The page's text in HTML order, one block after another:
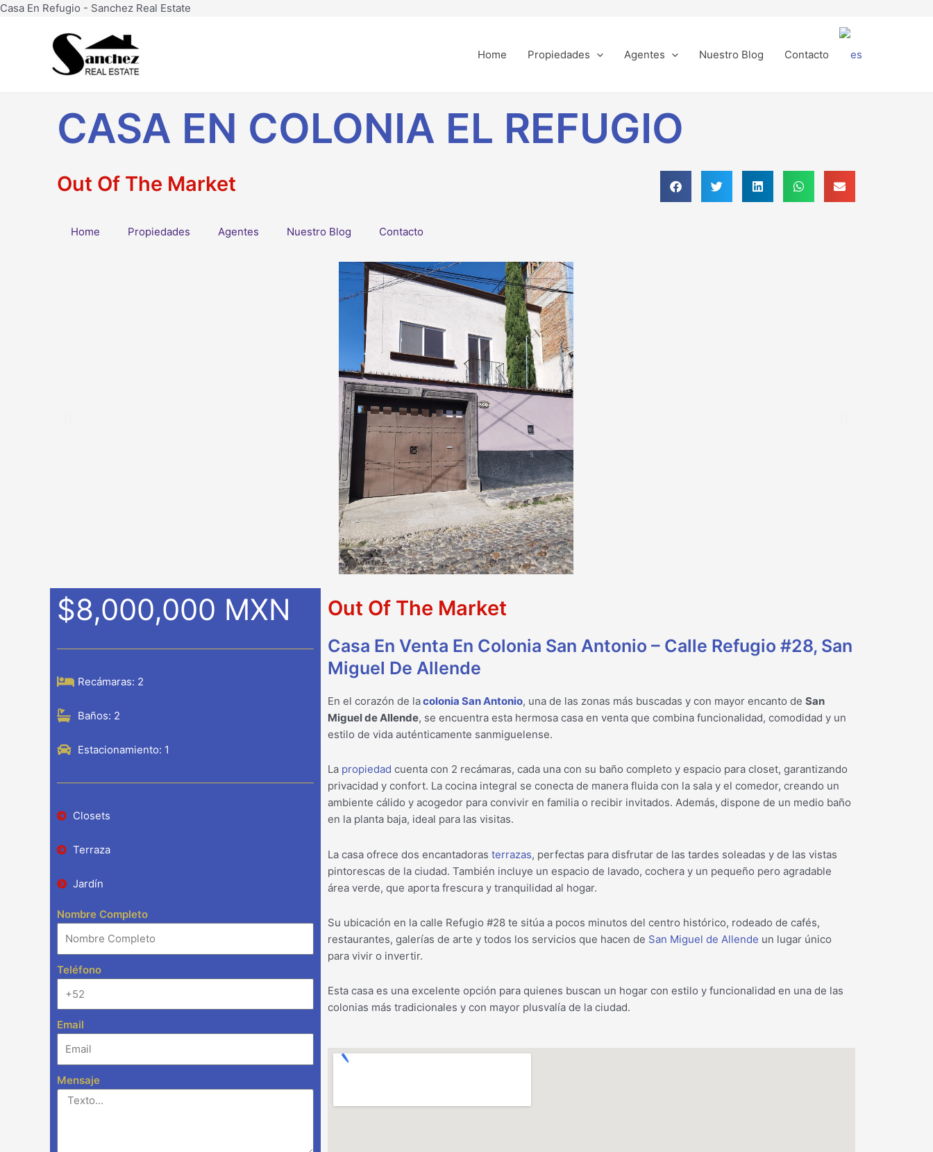
Casa En Refugio - Sanchez Real Estate
Home
Propiedades Agentes Nuestro Blog Contacto
CASA EN COLONIA EL REFUGIO
Out Of The Market
Home Propiedades Agentes Nuestro Blog Contacto
$8,000,000 MXN
Recámaras: 2
Baños: 2
Estacionamiento: 1
Closets
Terraza
Jardín
Nombre Completo
Teléfono
Email
Mensaje
Out Of The Market
Casa En Venta En Colonia San Antonio – Calle Refugio #28, San
Miguel De Allende
En el corazón de lacolonia San Antonio, una de las zonas más buscadas y con mayor encanto de San
Miguel de Allende, se encuentra esta hermosa casa en venta que combina funcionalidad, comodidad y un
estilo de vida auténticamente sanmiguelense.
La propiedad cuenta con 2 recámaras, cada una con su baño completo y espacio para closet, garantizando
privacidad y confort. La cocina integral se conecta de manera fluida con la sala y el comedor, creando un
ambiente cálido y acogedor para convivir en familia o recibir invitados. Además, dispone de un medio baño
en la planta baja, ideal para las visitas.
La casa ofrece dos encantadoras terrazas, perfectas para disfrutar de las tardes soleadas y de las vistas
pintorescas de la ciudad. También incluye un espacio de lavado, cochera y un pequeño pero agradable
área verde, que aporta frescura y tranquilidad al hogar.
Su ubicación en la calle Refugio #28 te sitúa a pocos minutos del centro histórico, rodeado de cafés,
restaurantes, galerías de arte y todos los servicios que hacen de San Miguel de Allende un lugar único
para vivir o invertir.
Esta casa es una excelente opción para quienes buscan un hogar con estilo y funcionalidad en una de las
colonias más tradicionales y con mayor plusvalía de la ciudad.